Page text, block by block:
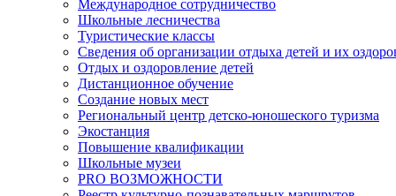
Международное сотрудничество
Школьные лесничества
Туристические классы
Сведения об организации отдыха детей и их
Отдых и оздоровление детей
Дистанционное обучение
Создание новых мест
Региональный центр детско-юношеского туризма
Экостанция
Повышение квалификации
Школьные музеи
PRO ВОЗМОЖНОСТИ